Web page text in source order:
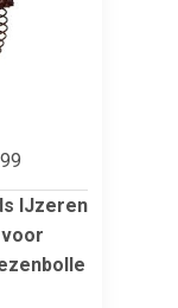
99
IJzeren